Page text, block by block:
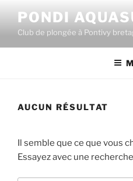
contenu
principal
PONDI
Club de plongée à Pontivy
AUCUN RÉSULTAT
Il semble que ce que vous
Essayez avec une